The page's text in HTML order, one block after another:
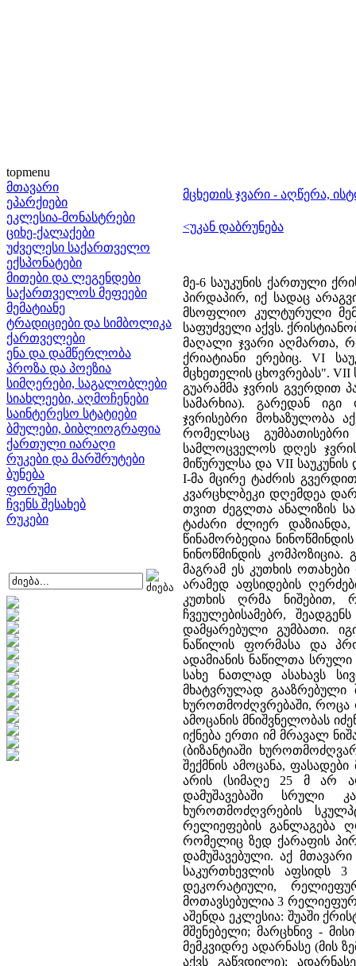
topmenu
მთავარი
ეპარქიები
ეკლესია-მონასტრები
ციხე-ქალაქები
უძველესი საქართველო
ექსპონატები
მითები და ლეგენდები
საქართველოს მეფეები
მემატიანე
ტრადიციები და სიმბოლიკა
ქართველები
ენა და დამწერლობა
პროზა და პოეზია
სიმღერები, საგალობლები
სიახლეები, აღმოჩენები
საინტერესო სტატიები
ბმულები, ბიბლიოგრაფია
ქართული იარაღი
რუკები და მარშრუტები
ბუნება
ფორუმი
ჩვენს შესახებ
რუკები
მცხეთის ჯვარი - აღწერა,
<უკან დაბრუნება
მე-6 საუკუნის ქართული
პირდაპირ, იქ სადაც
მსოფლიო კულტურული
საფუძველი აქვს.
მაღალი ჯვარი აღმართა,
ქრიატიანი ერებიც. VI
მცხეთელის ცხოვრებას". VII
გუარამმა ჯვრის გვერდით
სამარხია). გარედან იგი
ჯვრისებრი მოხაზულობა
რომელსაც
სამლოცველოს დღეს ჯვრის
მიწურულსა და VII საუკუნის
I-მა მცირე ტაძრის
კვარცხლბეკი დღემდეა
თვით ძეგლთა ანალიზის
ტაძარი ძლიერ
წინამორბედია
ნინოწმინდის კომპოზიცია.
მაგრამ ეს კუთხის
არამედ აფსიდების
კუთხის ღრმა ნიშებით,
ჩვეულებისამებრ,
დამყარებული გუმბათი.
ნაწილის ფორმასა და
ადამიანის ნაწილთა
სახე ნათლად ასახავს
მხატვრულად გააზრებული
ხუროთმოძღვრებაში, როცა
ამოცანის მნიშვნელობას
იქნება ერთი იმ მრავალ
(ბიზანტიაში
შექმნის ამოცანა,
არის (სიმაღე 25 მ არ
დამუშავებაში სრული
ხუროთმოძღვრების
რელიეფების განლაგება
რომელიც ზედ ქარაფის
დამუშავებული. აქ
საკურთხევლის აფსიდს
დეკორატიული,
მოთავსებულია 3
აშენდა ეკლესია: შუაში
მშენებელი; მარცხნივ -
მემკვიდრე ადარნასე (მის
აქვს გაწვდილი);